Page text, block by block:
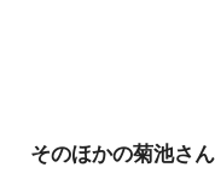
そのほかの菊池さ